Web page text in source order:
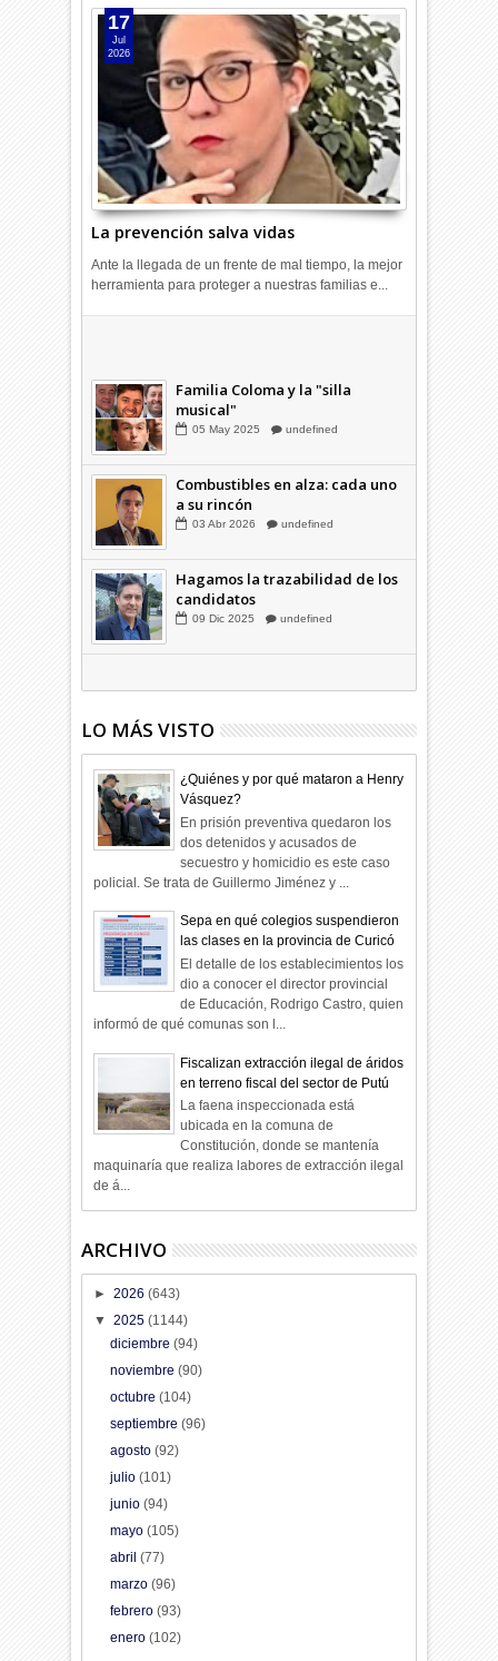
La prevención salva vidas
17
Jul
2026
Ante la llegada de un frente de mal tiempo, la mejor
herramienta para proteger a nuestras familias e...
Familia Coloma y la "silla
05 May 2025 undefined
Combustibles en alza: cada uno
03Abr 2026 undefined
Hagamos la trazabilidad de los
09 Dic 2025 undefined
LO MÁS VISTO
¿Quiénes y por qué mataron a Henry
Vásquez?
En prisión preventiva quedaron los
dos detenidos y acusados de
secuestro y homicidio es este caso
policial. Se trata de Guillermo Jiménez y ...
Sepa en qué colegios suspendieron
las clases en la provincia de Curicó
El detalle de los establecimientos los
dio a conocer el director provincial
de Educación, Rodrigo Castro, quien
informó de qué comunas son l...
Fiscalizan extracción ilegal de áridos
en terreno fiscal del sector de Putú
La faena inspeccionada está
ubicada en la comuna de
Constitución, donde se mantenía
maquinaría que realiza labores de extracción ilegal
de á...
ARCHIVO
►2026(643)
▼2025(1144)
diciembre (94)
noviembre (90)
octubre (104)
septiembre (96)
agosto (92)
julio (101)
junio (94)
mayo (105)
abril (77)
marzo (96)
febrero (93)
enero (102)